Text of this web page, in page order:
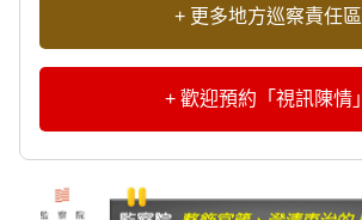
+ 更多地方巡察責任區
+ 歡迎預約「視訊陳情」